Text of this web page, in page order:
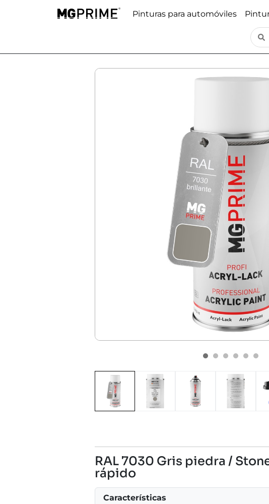
Pinturas para automóviles
RAL 7030 Gris piedra /
rápido
Características